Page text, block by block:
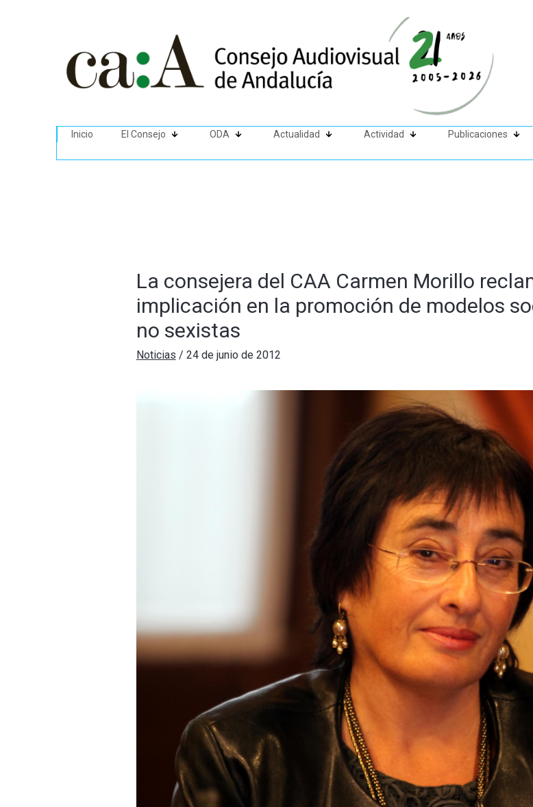
Inicio El Consejo ODA Actualidad Actividad Publicaciones
La consejera del CAA Carmen Morillo
implicación en la promoción de modelos
no sexistas
Noticias / 24 de junio de 2012